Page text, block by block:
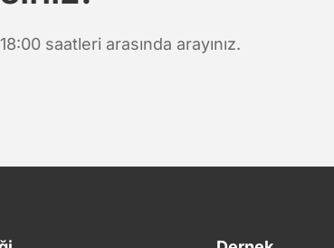
saatleri arasında arayınız.